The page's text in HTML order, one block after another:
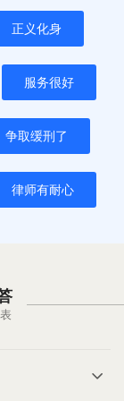
正义化身
服务很好
争取缓刑了
律师有耐心